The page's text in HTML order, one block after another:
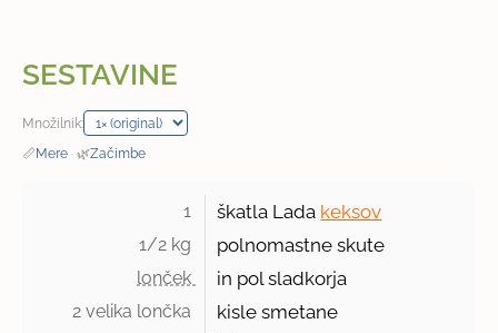
SESTAVINE
Množilnik:
📏Mere · 🌿Začimbe
1 škatla Lada keksov
1/2 kg polnomastne skute
lonček in pol sladkorja
2 velika lončka kisle smetane